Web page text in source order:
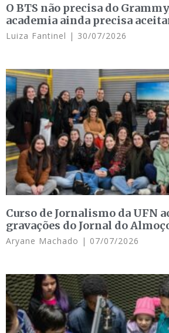
O BTS não precisa do
academia ainda precisa
Luiza Fantinel 30/07/2026
Curso de Jornalismo da UFN
gravações do Jornal do
Aryane Machado 07/07/2026